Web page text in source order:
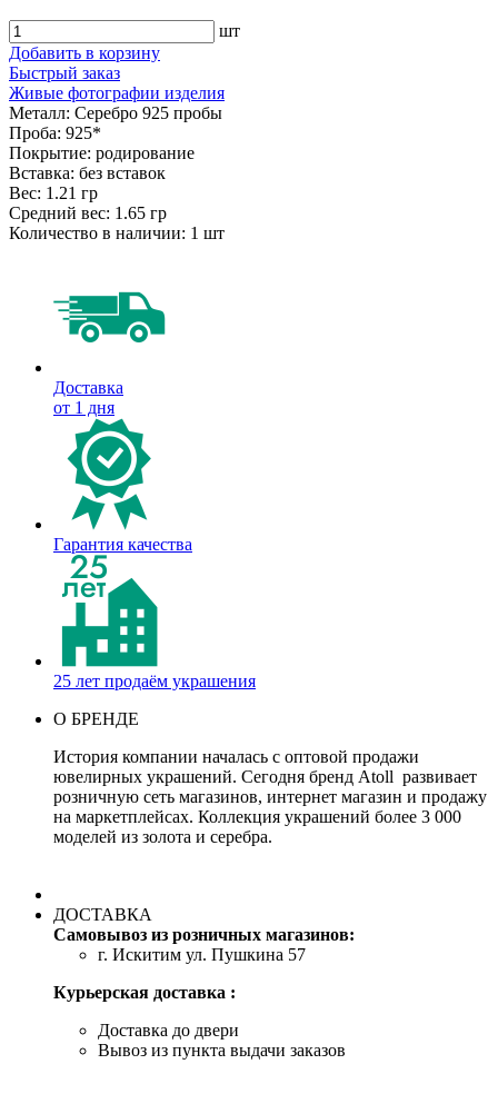
шт
Добавить в корзину
Быстрый заказ
Живые фотографии изделия
Металл: Серебро 925 пробы
Проба: 925*
Покрытие: родирование
Вставка: без вставок
Вес: 1.21 гр
Средний вес: 1.65 гр
Количество в наличии: 1 шт
Доставка
от 1 дня
Гарантия качества
25 лет продаём украшения
О БРЕНДЕ
История компании началась с оптовой продажи
ювелирных украшений. Сегодня бренд Atoll развивает
розничную сеть магазинов, интернет магазин и продажу
на маркетплейсах. Коллекция украшений более 3 000
моделей из золота и серебра.
ДОСТАВКА
Самовывоз из розничных магазинов:
г. Искитим ул. Пушкина 57
Курьерская доставка :
Доставка до двери
Вывоз из пункта выдачи заказов